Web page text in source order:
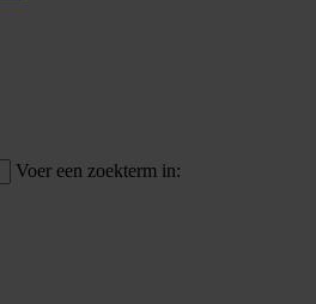
Voer een zoekterm in: